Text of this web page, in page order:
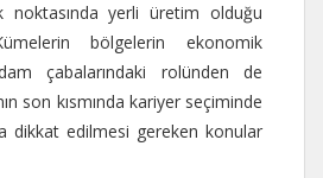
noktasında yerli üretim olduğu
bölgelerin ekonomik
çabalarındaki rolünden de
son kısmında kariyer seçiminde
dikkat edilmesi gereken konular